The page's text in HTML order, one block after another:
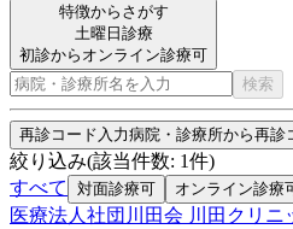
特徴からさがす
土曜日診療
初診からオンライン診療可
検索
再診コード入力病院・診療所から再診
絞り込み(該当件数: 1件)
すべて
対面診療可 オンライン診療
医療法人社団川田会 川田クリニ